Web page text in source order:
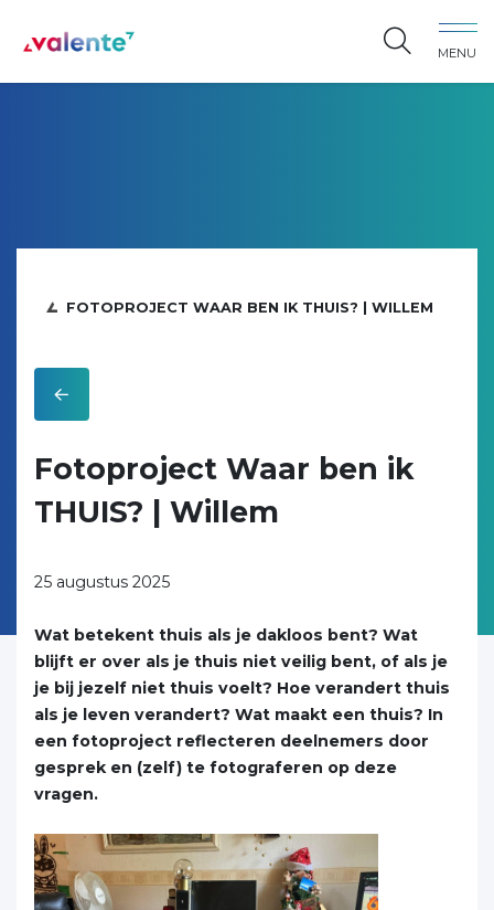
MENU
FOTOPROJECT WAAR BEN IK THUIS? | WILLEM
Fotoproject Waar ben ik
THUIS? | Willem
25 augustus 2025
Wat betekent thuis als je dakloos bent? Wat
blijft er over als je thuis niet veilig bent, of als je
je bij jezelf niet thuis voelt? Hoe verandert thuis
als je leven verandert? Wat maakt een thuis? In
een fotoproject reflecteren deelnemers door
gesprek en (zelf) te fotograferen op deze
vragen.